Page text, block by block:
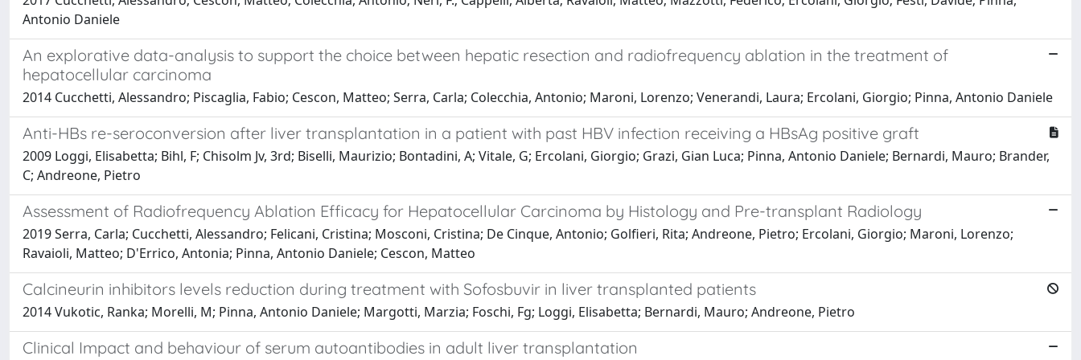
Antonio Daniele
An explorative data-analysis to support the choice between hepatic resection and radiofrequency ablation in the treatment of
hepatocellular carcinoma
2014 Cucchetti, Alessandro; Piscaglia, Fabio; Cescon, Matteo; Serra, Carla; Colecchia, Antonio; Maroni, Lorenzo; Venerandi, Laura; Ercolani, Giorgio; Pinna, Antonio Daniele
Anti-HBs re-seroconversion after liver transplantation in a patient with past HBV infection receiving a HBsAg positive graft
2009 Loggi, Elisabetta; Bihl, F; Chisolm Jv, 3rd; Biselli, Maurizio; Bontadini, A; Vitale, G; Ercolani, Giorgio; Grazi, Gian Luca; Pinna, Antonio Daniele; Bernardi, Mauro; Brander,
C; Andreone, Pietro
Assessment of Radiofrequency Ablation Efficacy for Hepatocellular Carcinoma by Histology and Pre-transplant Radiology
2019 Serra, Carla; Cucchetti, Alessandro; Felicani, Cristina; Mosconi, Cristina; De Cinque, Antonio; Golfieri, Rita; Andreone, Pietro; Ercolani, Giorgio; Maroni, Lorenzo;
Ravaioli, Matteo; D'Errico, Antonia; Pinna, Antonio Daniele; Cescon, Matteo
Calcineurin inhibitors levels reduction during treatment with Sofosbuvir in liver transplanted patients
2014 Vukotic, Ranka; Morelli, M; Pinna, Antonio Daniele; Margotti, Marzia; Foschi, Fg; Loggi, Elisabetta; Bernardi, Mauro; Andreone, Pietro
Clinical Impact and behaviour of serum autoantibodies in adult liver transplantation